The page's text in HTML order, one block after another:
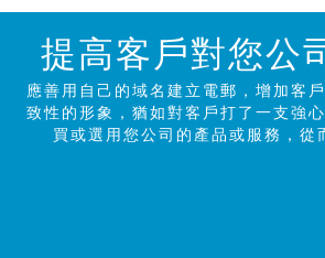
提高客戶對您公
應善用自己的域名建立電郵，增加客
致性的形象，猶如對客戶打了一支強
買或選用您公司的產品或服務，從